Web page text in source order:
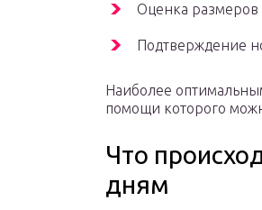
Оценка размеров
Подтверждение
Наиболее
помощи которого
Что
дням